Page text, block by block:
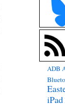
ADB
iPad